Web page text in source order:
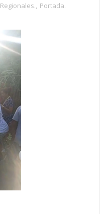
Regionales., Portada.